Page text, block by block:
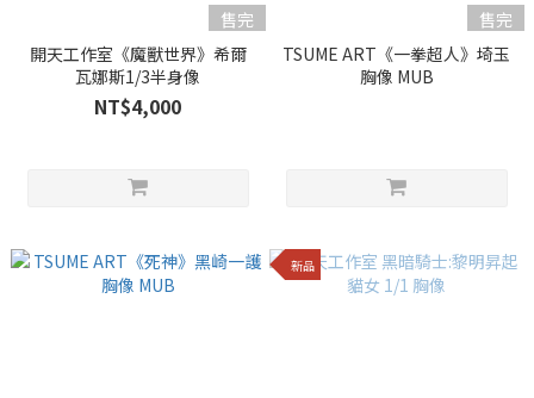
售完
開天工作室《魔獸世界》希爾
瓦娜斯1/3半身像
NT$4,000
售完
TSUME ART《一拳超人》埼玉
胸像 MUB
新品